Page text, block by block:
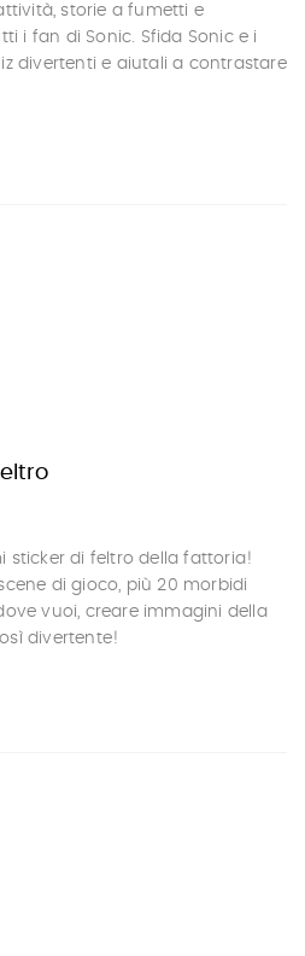
storie a fumetti e
i fan di Sonic. Sfida Sonic e i
divertenti e aiutali a contrastare
sticker di feltro della fattoria!
di gioco, più 20 morbidi
vuoi, creare immagini della
divertente!